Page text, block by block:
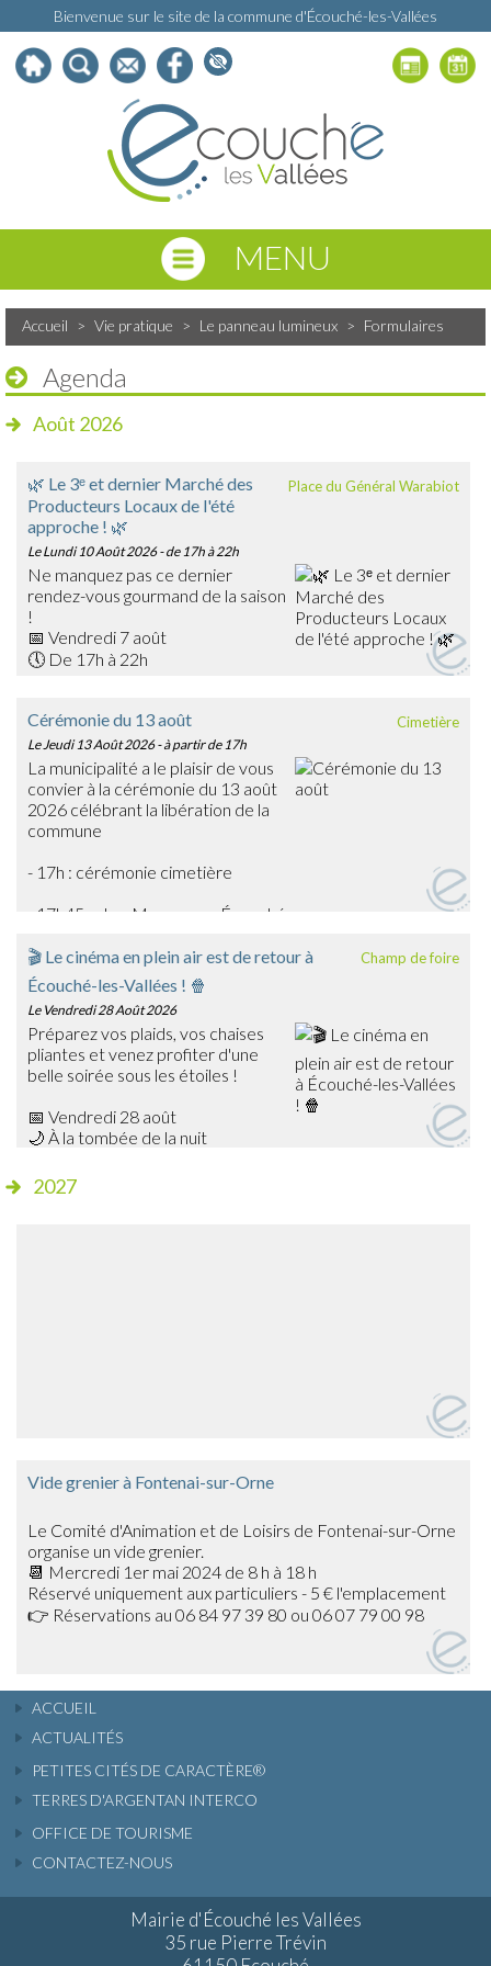
Bienvenue sur le site de la commune d'Écouché-les-Vallées
MENU
Accueil > Vie pratique > Le panneau lumineux > Formulaires
Agenda
Août 2026
Place du Général Warabiot
🌿 Le 3ᵉ et dernier Marché des
Producteurs Locaux de l'été
approche ! 🌿
Le Lundi 10 Août 2026- de 17h à 22h
Ne manquez pas ce dernier
rendez-vous gourmand de la saison
!
📅 Vendredi 7 août
🕔 De 17h à 22h
savoir-faire et faire le plein de produits frais, artisanaux et
de saison : confitures, boissons, œufs, légumes,
gourmandises… et bien d'autres trésors du terroir !
🎶 La soirée sera également animée en musique par
Emmanuel Toutain, pour une ambiance festive et
chaleureuse.
un agréable moment en famille ou entre amis et soutenir
➡️ On vous attend nombreux pour clôturer en beauté
cette belle saison des marchés !
Cimetière
Cérémonie du 13 août
Le Jeudi 13 Août 2026- à partir de 17h
La municipalité a le plaisir de vous
convier à la cérémonie du 13 août
2026 célébrant la libération de la
commune
- 17h : cérémonie cimetière
- 17h45 : char Massaoua - Écouché
Champ de foire
🎬 Le cinéma en plein air est de retour à
Écouché-les-Vallées ! 🍿
Le Vendredi 28 Août 2026
Préparez vos plaids, vos chaises
pliantes et venez profiter d'une
belle soirée sous les étoiles !
📅 Vendredi 28 août
🌙 À la tombée de la nuit
🎥 Cette année, découvrez Les Bad Guys, un film
2027
Vide grenier à Fontenai-sur-Orne
Le Comité d'Animation et de Loisirs de Fontenai-sur-Orne
organise un vide grenier.
📆 Mercredi 1er mai 2024 de 8 h à 18 h
Réservé uniquement aux particuliers - 5 € l'emplacement
👉 Réservations au 06 84 97 39 80 ou 06 07 79 00 98
ACCUEIL
ACTUALITÉS
PETITES CITÉS DE CARACTÈRE®
TERRES D'ARGENTAN INTERCO
OFFICE DE TOURISME
CONTACTEZ-NOUS
Mairie d'Écouché les Vallées
35 rue Pierre Trévin